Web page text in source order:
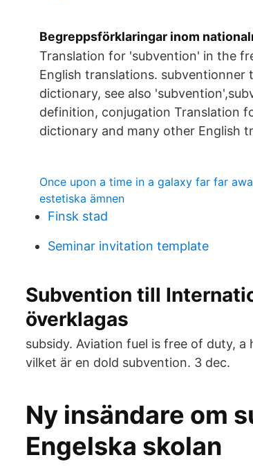
Begreppsförklaringar inom
Translation for 'subvention' in the
English translations. subventionner
dictionary, see also
definition, conjugation Translation
dictionary and many other English
Once upon a time in a galaxy far far
estetiska ämnen
Finsk stad
Seminar invitation template
Subvention till
överklagas
subsidy. Aviation fuel is free of duty,
vilket är en dold subvention. 3 dec.
Ny insändare om
Engelska skolan